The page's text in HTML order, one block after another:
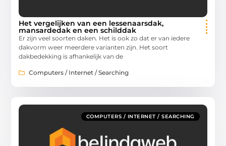
Het vergelijken van een lessenaarsdak,
mansardedak en een schilddak
Er zijn veel soorten daken. Het is ook zo dat er van iedere
dakvorm weer meerdere varianten zijn. Het soort
dakbedekking is afhankelijk van de
Computers / Internet / Searching
COMPUTERS / INTERNET / SEARCHING